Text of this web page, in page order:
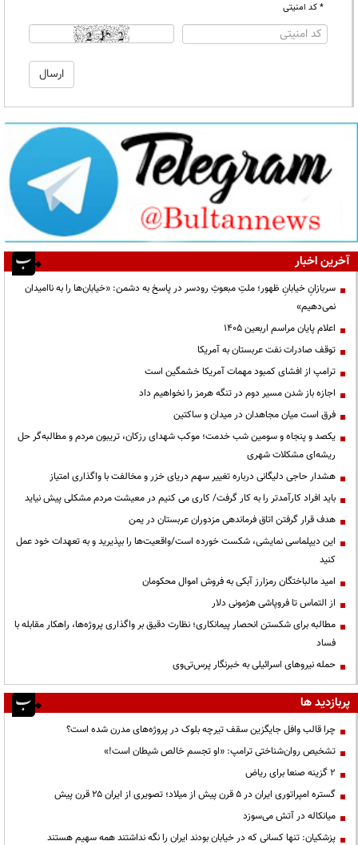
* کد امنیتی
آخرین اخبار
سربازانِ خیابانِ ظهور؛ ملتِ مبعوثِ رودسر در پاسخ به دشمن: «خیابان‌ها را به ناامیدان
نمی‌دهیم»
اعلام پایان مراسم اربعین ۱۴۰۵
توقف صادرات نفت عربستان به آمریکا
ترامپ از افشای کمبود مهمات آمریکا خشمگین است
اجازه باز شدن مسیر دوم در تنگه هرمز را نخواهیم داد
فرق است میان مجاهدان در میدان و ساکتین
یکصد و پنجاه و سومین شب خدمت؛ موکب شهدای رزکان، تریبون مردم و مطالبه‌گر حل
ریشه‌ای مشکلات شهری
هشدار حاجی دلیگانی درباره تغییر سهم دریای خزر و مخالفت با واگذاری امتیاز
باید افراد کارآمدتر را به کار گرفت/ کاری می کنیم در معیشت مردم مشکلی پیش نیاید
هدف قرار گرفتن اتاق‌ فرماندهی مزدوران عربستان در یمن
این دیپلماسی نمایشی، شکست خورده است/واقعیت‌ها را بپذیرید و به تعهدات خود عمل
کنید
امید مالباختگان رمزارز آبکی به فروش اموال محکومان
از التماس تا فروپاشی هژمونی دلار
مطالبه برای شکستن انحصار پیمانکاری؛ نظارت دقیق بر واگذاری پروژه‌ها، راهکار مقابله با
فساد
حمله نیروهای اسرائیلی به خبرنگار پرس‌تی‌وی
پربازدید ها
چرا قالب وافل جایگزین سقف تیرچه بلوک در پروژه‌های مدرن شده است؟
تشخیص روان‌شناختی ترامپ: «او تجسم خالص شیطان است!»
۲ گزینه صنعا برای ریاض
گستره امپراتوری ایران در ۵ قرن پیش از میلاد؛ تصویری از ایران ۲۵ قرن پیش
میانکاله در آتش می‌سوزد
پزشکیان: تنها کسانی که در خیابان بودند ایران را نگه نداشتند همه سهیم هستند